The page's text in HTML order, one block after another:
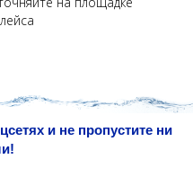
и не пропустите ни